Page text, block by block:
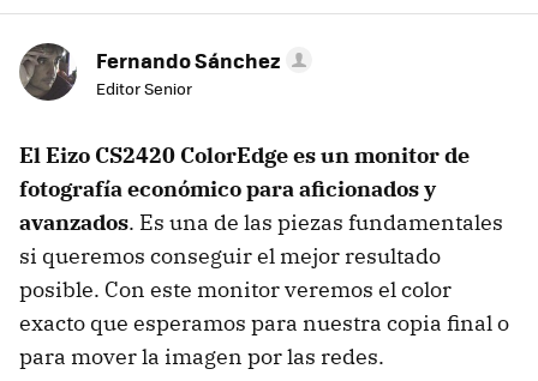
Fernando Sánchez
Editor Senior
El Eizo CS2420 ColorEdge es un monitor de
fotografía económico para aficionados y
avanzados. Es una de las piezas fundamentales
si queremos conseguir el mejor resultado
posible. Con este monitor veremos el color
exacto que esperamos para nuestra copia final o
para mover la imagen por las redes.